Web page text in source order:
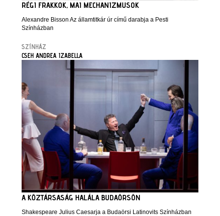
RÉGI FRAKKOK, MAI MECHANIZMUSOK
Alexandre Bisson Az államtitkár úr című darabja a Pesti
Színházban
SZÍNHÁZ
CSEH ANDREA IZABELLA
A KÖZTÁRSASÁG HALÁLA BUDAÖRSÖN
Shakespeare Julius Caesarja a Budaörsi Latinovits Színházban